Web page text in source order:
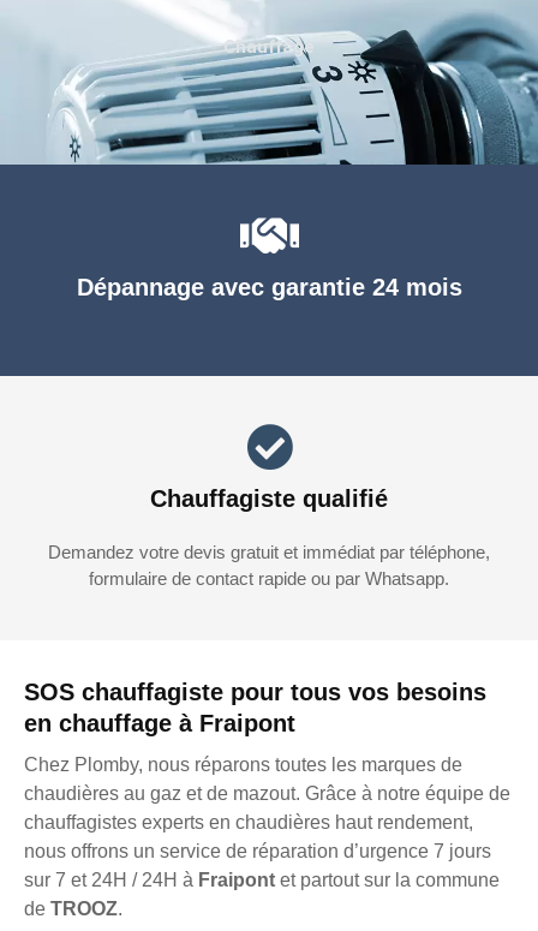
SOS chauffagiste pour tous vos besoins
en chauffage à Fraipont
Chez Plomby, nous réparons toutes les marques de
chaudières au gaz et de mazout. Grâce à notre équipe de
chauffagistes experts en chaudières haut rendement,
nous offrons un service de réparation d’urgence 7 jours
sur 7 et 24H / 24H à Fraipont et partout sur la commune
de TROOZ.
Dépannage avec garantie 24 mois
Chauffagiste qualifié
Demandez votre devis gratuit et immédiat par téléphone,
formulaire de contact rapide ou par Whatsapp.
Chauffage